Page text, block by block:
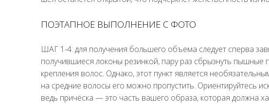
ПОЭТАПНОЕ ВЫПОЛНЕНИЕ С ФОТО
ШАГ 1-4: для получения большего объема следует сперва
получившиеся локоны резинкой, пару раз сбрызнуть пышные
крепления волос. Однако, этот пункт является
на средние волосы его можно пропустить. Ориентируйтесь
ведь причёска — это часть вашего образа, которая должна